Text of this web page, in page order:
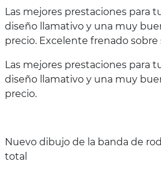
Las mejores prestaciones para
diseño llamativo y una muy
precio. Excelente frenado sobre
Las mejores prestaciones para
diseño llamativo y una muy
precio.
Nuevo dibujo de la banda de
total